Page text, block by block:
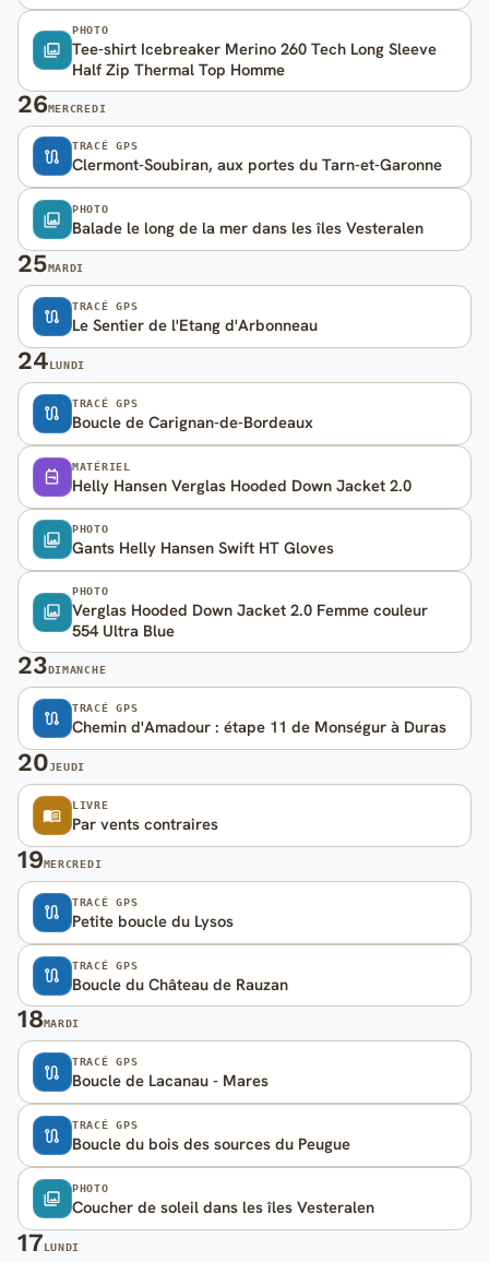
PHOTO
Tee-shirt Icebreaker Merino 260 Tech Long Sleeve
Half Zip Thermal Top Homme
26MERCREDI
TRACÉ GPS
Clermont-Soubiran, aux portes du Tarn-et-Garonne
PHOTO
Balade le long de la mer dans les îles Vesteralen
25MARDI
TRACÉ GPS
Le Sentier de l'Etang d'Arbonneau
24LUNDI
TRACÉ GPS
Boucle de Carignan-de-Bordeaux
MATÉRIEL
Helly Hansen Verglas Hooded Down Jacket 2.0
PHOTO
Gants Helly Hansen Swift HT Gloves
PHOTO
Verglas Hooded Down Jacket 2.0 Femme couleur
554 Ultra Blue
23DIMANCHE
TRACÉ GPS
Chemin d'Amadour : étape 11 de Monségur à Duras
20JEUDI
LIVRE
Par vents contraires
19MERCREDI
TRACÉ GPS
Petite boucle du Lysos
TRACÉ GPS
Boucle du Château de Rauzan
18MARDI
TRACÉ GPS
Boucle de Lacanau - Mares
TRACÉ GPS
Boucle du bois des sources du Peugue
PHOTO
Coucher de soleil dans les îles Vesteralen
17LUNDI